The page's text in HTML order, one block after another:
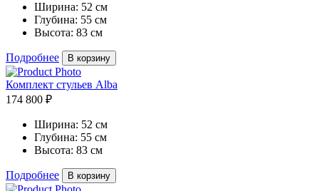
Ширина: 52 см
Глубина: 55 см
Высота: 83 см
Подробнее В корзину
Комплект стульев Alba
174 800 ₽
Ширина: 52 см
Глубина: 55 см
Высота: 83 см
Подробнее В корзину